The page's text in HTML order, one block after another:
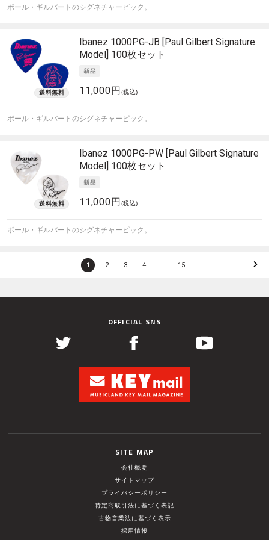
ポール・ギルバートのシグネチャーピック。
Ibanez 1000PG-JB [Paul Gilbert Signature
Model] 100枚セット
11,000円 (税込)
ポール・ギルバートのシグネチャーピック。
Ibanez 1000PG-PW [Paul Gilbert Signature
Model] 100枚セット
11,000円 (税込)
ポール・ギルバートのシグネチャーピック。
1 2 3 4 … 15
OFFICIAL SNS
SITE MAP
会社概要
サイトマップ
プライバシーポリシー
特定商取引法に基づく表記
古物営業法に基づく表示
採用情報